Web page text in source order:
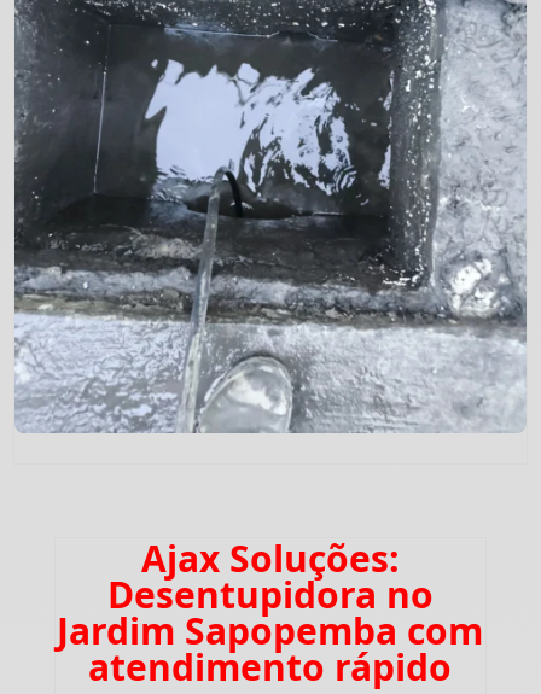
Ajax Soluções:
Desentupidora no
Jardim Sapopemba com
atendimento rápido